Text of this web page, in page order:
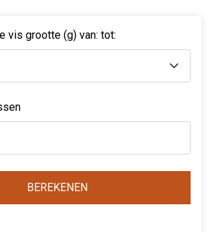
vis grootte (g) van: tot:
BEREKENEN